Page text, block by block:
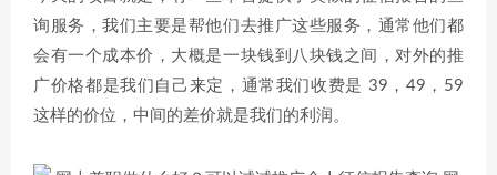
询服务，我们主要是帮他们去推广这些服务，通常他们都
会有一个成本价，大概是一块钱到八块钱之间，对外的推
广价格都是我们自己来定，通常我们收费是 39，49，59
这样的价位，中间的差价就是我们的利润。